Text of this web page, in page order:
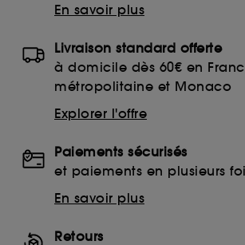
En savoir plus
Livraison standard offerte
à domicile dès 60€ en
métropolitaine et Monaco
Explorer l'offre
Paiements sécurisés
et paiements en plusieurs
En savoir plus
Retours